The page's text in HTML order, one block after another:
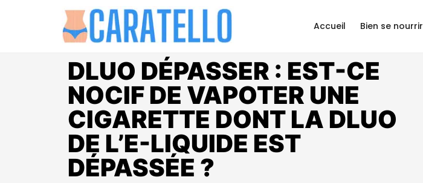
Accueil Bien se nourrir
DLUO DÉPASSER : EST-CE
NOCIF DE VAPOTER UNE
CIGARETTE DONT LA DLUO
DE L’E-LIQUIDE EST
DÉPASSÉE ?